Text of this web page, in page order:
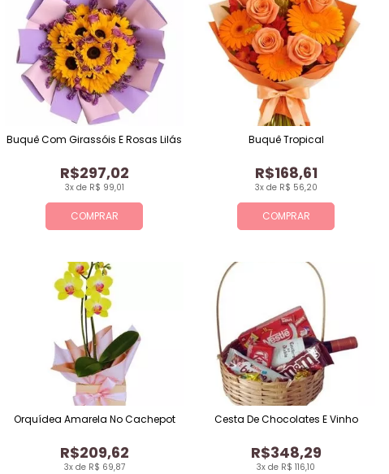
COMPRAR
3x de R$ 99,01
R$297,02
Buquê Com Girassóis E Rosas Lilás
COMPRAR
3x de R$ 56,20
R$168,61
Buquê Tropical
3x de R$ 69,87
R$209,62
Orquídea Amarela No Cachepot
3x de R$ 116,10
R$348,29
Cesta De Chocolates E Vinho